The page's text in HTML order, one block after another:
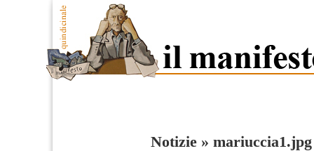
Notizie » mariuccia1.jpg